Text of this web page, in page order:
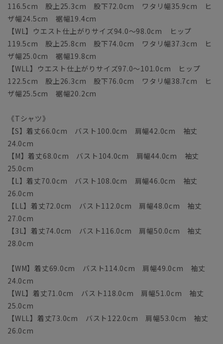
116.5cm 股上25.3cm 股下72.0cm ワタリ幅35.9cm ヒ
ザ幅24.5cm 裾幅19.4cm
【WL】ウエスト仕上がりサイズ94.0～98.0cm ヒップ
119.5cm 股上25.8cm 股下74.0cm ワタリ幅37.3cm ヒ
ザ幅25.0cm 裾幅19.8cm
【WLL】ウエスト仕上がりサイズ97.0～101.0cm ヒップ
122.5cm 股上26.3cm 股下76.0cm ワタリ幅38.7cm ヒ
ザ幅25.5cm 裾幅20.2cm
《Tシャツ》
【S】着丈66.0cm バスト100.0cm 肩幅42.0cm 袖丈
24.0cm
【M】着丈68.0cm バスト104.0cm 肩幅44.0cm 袖丈
25.0cm
【L】着丈70.0cm バスト108.0cm 肩幅46.0cm 袖丈
26.0cm
【LL】着丈72.0cm バスト112.0cm 肩幅48.0cm 袖丈
27.0cm
【3L】着丈74.0cm バスト116.0cm 肩幅50.0cm 袖丈
28.0cm
【WM】着丈69.0cm バスト114.0cm 肩幅49.0cm 袖丈
24.0cm
【WL】着丈71.0cm バスト118.0cm 肩幅51.0cm 袖丈
25.0cm
【WLL】着丈73.0cm バスト122.0cm 肩幅53.0cm 袖丈
26.0cm